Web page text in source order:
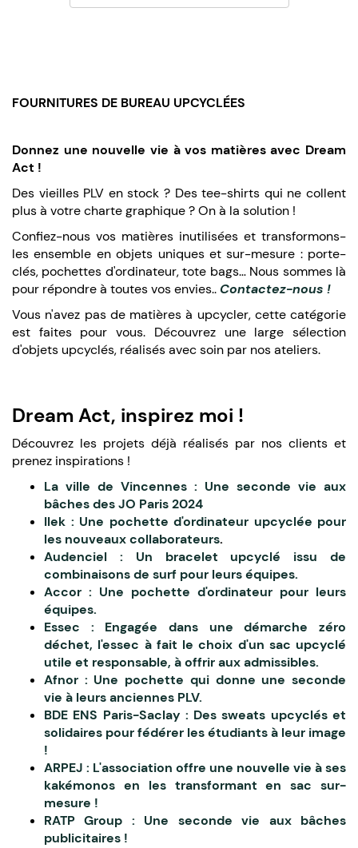
FOURNITURES DE BUREAU UPCYCLÉES
Donnez une nouvelle vie à vos matières avec Dream
Act !
Des vieilles PLV en stock ? Des tee-shirts qui ne collent
plus à votre charte graphique ? On à la solution !
Confiez-nous vos matières inutilisées et transformons-
les ensemble en objets uniques et sur-mesure : porte-
clés, pochettes d'ordinateur, tote bags… Nous sommes là
pour répondre à toutes vos envies.. Contactez-nous !
Vous n'avez pas de matières à upcycler, cette catégorie
est faites pour vous. Découvrez une large sélection
d'objets upcyclés, réalisés avec soin par nos ateliers.
Dream Act, inspirez moi !
Découvrez les projets déjà réalisés par nos clients et
prenez inspirations !
La ville de Vincennes : Une seconde vie aux
bâches des JO Paris 2024
Ilek : Une pochette d'ordinateur upcyclée pour
les nouveaux collaborateurs.
Audenciel : Un bracelet upcyclé issu de
combinaisons de surf pour leurs équipes.
Accor : Une pochette d'ordinateur pour leurs
équipes.
Essec : Engagée dans une démarche zéro
déchet, l'essec à fait le choix d'un sac upcyclé
utile et responsable, à offrir aux admissibles.
Afnor : Une pochette qui donne une seconde
vie à leurs anciennes PLV.
BDE ENS Paris-Saclay : Des sweats upcyclés et
solidaires pour fédérer les étudiants à leur image
!
ARPEJ : L'association offre une nouvelle vie à ses
kakémonos en les transformant en sac sur-
mesure !
RATP Group : Une seconde vie aux bâches
publicitaires !